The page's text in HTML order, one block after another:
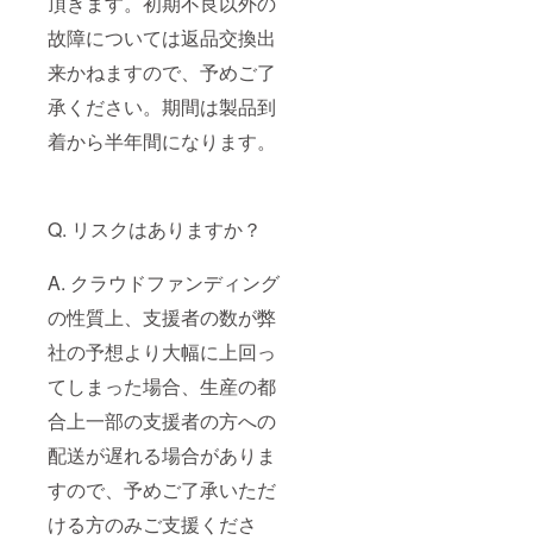
故障については返品交換出
来かねますので、予めご了
承ください。期間は製品到
着から半年間になります。
Q. リスクはありますか？
A. クラウドファンディング
の性質上、支援者の数が弊
社の予想より大幅に上回っ
てしまった場合、生産の都
合上一部の支援者の方への
配送が遅れる場合がありま
すので、予めご了承いただ
ける方のみご支援くださ